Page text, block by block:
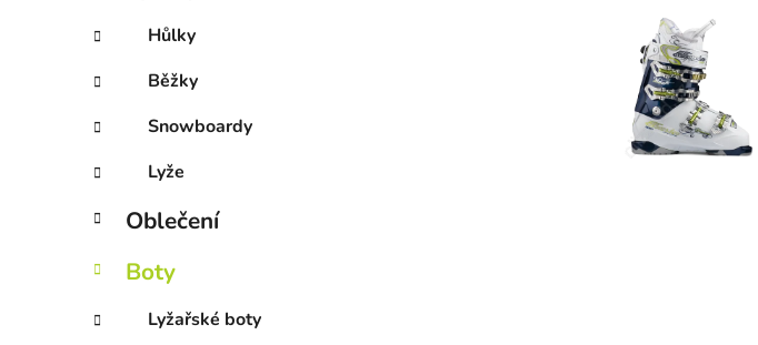
Hůlky
Běžky
Snowboardy
Lyže
Oblečení
Boty
Lyžařské boty